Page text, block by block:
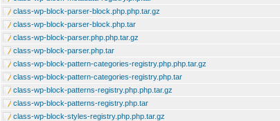
class-wp-block-parser-block.php.php.tar.gz
class-wp-block-parser-block.php.tar
class-wp-block-parser.php.php.tar.gz
class-wp-block-parser.php.tar
class-wp-block-pattern-categories-registry.php.php.tar.gz
class-wp-block-pattern-categories-registry.php.tar
class-wp-block-patterns-registry.php.php.tar.gz
class-wp-block-patterns-registry.php.tar
class-wp-block-styles-registry.php.php.tar.gz